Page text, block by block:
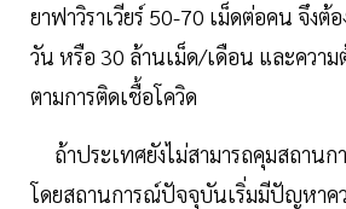
ยาฟาวิราเวียร์ 50-70 เม็ดต่อคน จึงต้
วัน หรือ 30 ล้านเม็ด/เดือน และความ
ตามการติดเชื้อโควิด
ถ้าประเทศยังไม่สามารถคุมสถานก
โดยสถานการณ์ปัจจุบันเริ่มมีปัญหาค